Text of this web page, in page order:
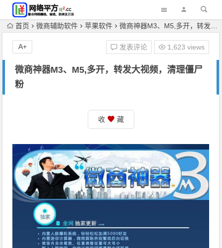
首页 微商辅助软件 苹果软件 微商神器M3、M5,多开，转发大视频，清理僵尸粉
微商神器M3、M5,多开，转发大视频，清理僵尸
粉
发表评论 1,623 views
A+
收 藏